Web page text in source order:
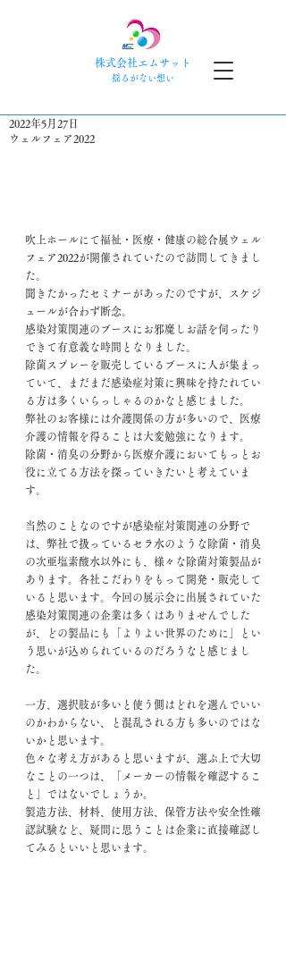
株式会社エムサット
​揺るがない想い
ウェルフェア2022
2022年5月27日
吹上ホールにて福祉・医療・健康の総合展ウェル
フェア2022が開催されていたので訪問してきまし
た。
聞きたかったセミナーがあったのですが、スケジ
ュールが合わず断念。
感染対策関連のブースにお邪魔しお話を伺ったり
できて有意義な時間となりました。
除菌スプレーを販売しているブースに人が集まっ
ていて、まだまだ感染症対策に興味を持たれてい
る方は多くいらっしゃるのかなと感じました。
弊社のお客様には介護関係の方が多いので、医療
介護の情報を得ることは大変勉強になります。
除菌・消臭の分野から医療介護においてもっとお
役に立てる方法を探っていきたいと考えていま
す。
当然のことなのですが感染症対策関連の分野で
は、弊社で扱っているセラ水のような除菌・消臭
の次亜塩素酸水以外にも、様々な除菌対策製品が
あります。各社こだわりをもって開発・販売して
いると思います。今回の展示会に出展されていた
感染対策関連の企業は多くはありませんでした
が、どの製品にも「よりよい世界のために」とい
う思いが込められているのだろうなと感じまし
た。
一方、選択肢が多いと使う側はどれを選んでいい
のかわからない、と混乱される方も多いのではな
いかと思います。
色々な考え方があると思いますが、選ぶ上で大切
なことの一つは、「メーカーの情報を確認するこ
と」ではないでしょうか。
製造方法、材料、使用方法、保管方法や安全性確
認試験など、疑問に思うことは企業に直接確認し
てみるといいと思います。